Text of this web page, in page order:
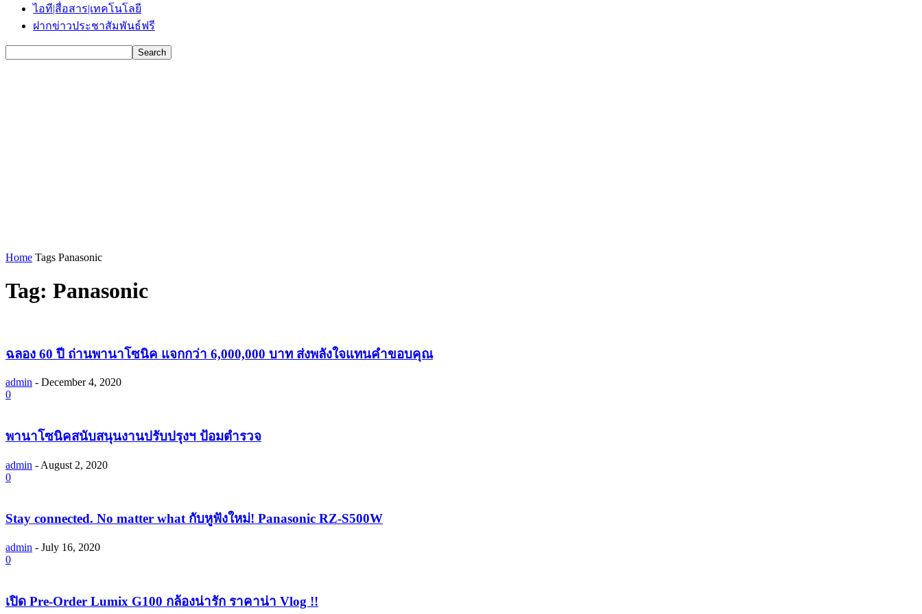
ไอที|สื่อสาร|เทคโนโลยี
ฝากข่าวประชาสัมพันธ์ฟรี
Home Tags Panasonic
Tag: Panasonic
ฉลอง 60 ปี ถ่านพานาโซนิค แจกกว่า 6,000,000 บาท ส่งพลังใจแทนคำขอบคุณ
admin - December 4, 2020
0
พานาโซนิคสนับสนุนงานปรับปรุงฯ ป้อมตำรวจ
admin - August 2, 2020
0
Stay connected. No matter what กับหูฟังใหม่! Panasonic RZ-S500W
admin - July 16, 2020
0
เปิด Pre-Order Lumix G100 กล้องน่ารัก ราคาน่า Vlog !!